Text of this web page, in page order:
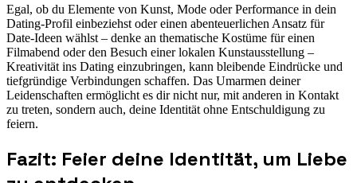
Egal, ob du Elemente von Kunst, Mode oder Performance in dein
Dating-Profil einbeziehst oder einen abenteuerlichen Ansatz für
Date-Ideen wählst – denke an thematische Kostüme für einen
Filmabend oder den Besuch einer lokalen Kunstausstellung –
Kreativität ins Dating einzubringen, kann bleibende Eindrücke und
tiefgründige Verbindungen schaffen. Das Umarmen deiner
Leidenschaften ermöglicht es dir nicht nur, mit anderen in Kontakt
zu treten, sondern auch, deine Identität ohne Entschuldigung zu
feiern.
Fazit: Feier deine Identität, um Liebe